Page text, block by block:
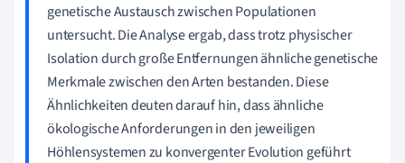
genetische Austausch zwischen Populationen
untersucht. Die Analyse ergab, dass trotz physischer
Isolation durch große Entfernungen ähnliche genetische
Merkmale zwischen den Arten bestanden. Diese
Ähnlichkeiten deuten darauf hin, dass ähnliche
ökologische Anforderungen in den jeweiligen
Höhlensystemen zu konvergenter Evolution geführt